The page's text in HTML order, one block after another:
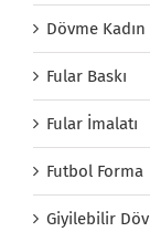
Dövme Kadın
Fular Baskı
Fular İmalatı
Futbol Forma
Giyilebilir